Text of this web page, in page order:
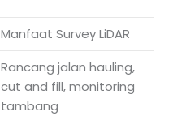
Manfaat Survey LiDAR
Rancang jalan hauling,
cut and fill, monitoring
tambang